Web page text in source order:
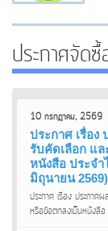
ประกาศจัด
10 กรกฎาคม, 2569
ประกาศ เรื่อง
รับคัดเลือก แ
หนังสือ ประจำ
มิถุนายน 2569)
ประกาศ เรื่อง ประกาศ
หรือข้อตกลงเป็นหนังสื